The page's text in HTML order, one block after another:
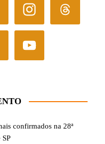
confirmados na 28ª